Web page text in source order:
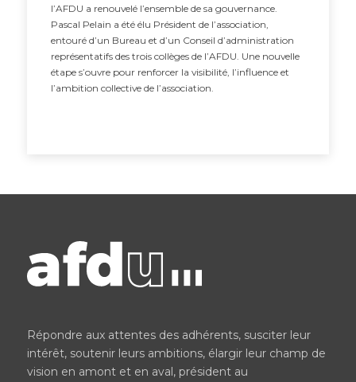
l’AFDU a renouvelé l’ensemble de sa gouvernance.
Pascal Pelain a été élu Président de l’association,
entouré d’un Bureau et d’un Conseil d’administration
représentatifs des trois collèges de l’AFDU. Une nouvelle
étape s’ouvre pour renforcer la visibilité, l’influence et
l’ambition collective de l’association.
Répondre aux attentes des adhérents, susciter leur
intérêt, soutenir leurs ambitions, élargir leur champ de
vision en amont et en aval, président au